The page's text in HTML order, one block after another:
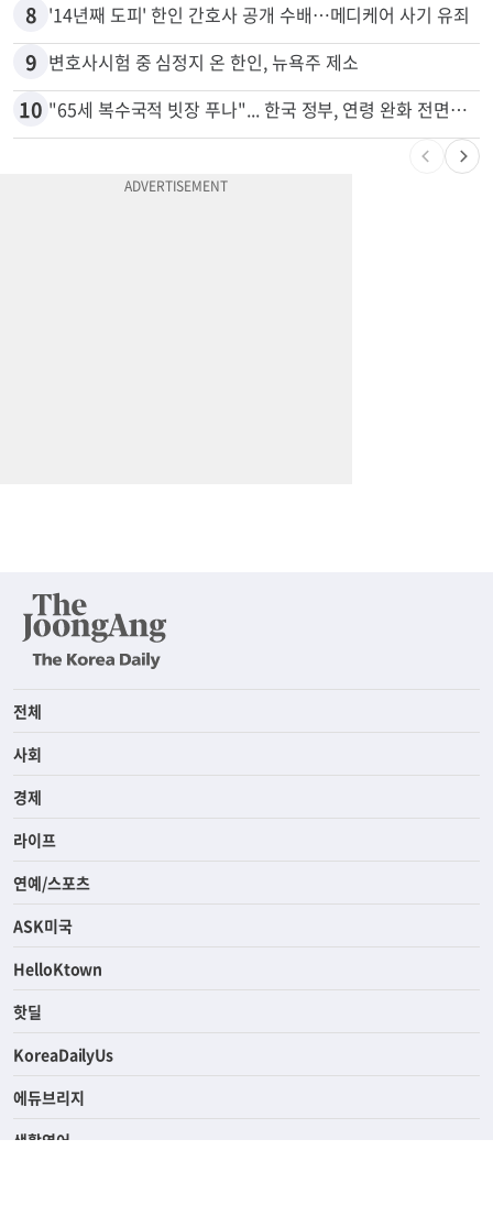
7 “전쟁터 같았다”…테슬라 충돌로 OC 주택 4채 파손
8 '14년째 도피' 한인 간호사 공개 수배…메디케어 사기 유죄
9 변호사시험 중 심정지 온 한인, 뉴욕주 제소
"65세 복수국적 빗장 푸나"... 한국 정부, 연령 완화 전면 추진
전체
사회
경제
라이프
연예/스포츠
ASK미국
HelloKtown
핫딜
KoreaDailyUs